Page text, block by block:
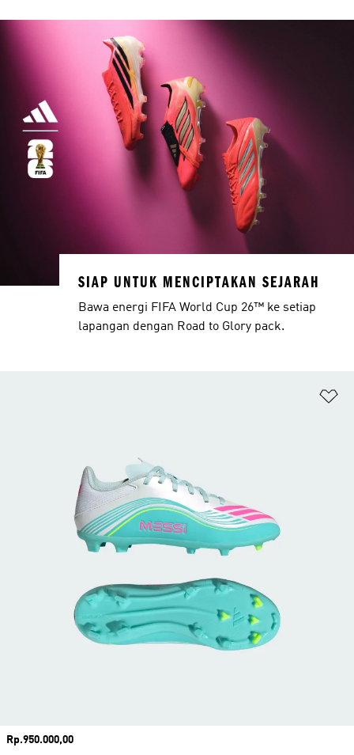
Harga
Rp.950.000,00
SIAP UNTUK MENCIPTAKAN SEJARAH
Bawa energi FIFA World Cup 26™ ke setiap
lapangan dengan Road to Glory pack.